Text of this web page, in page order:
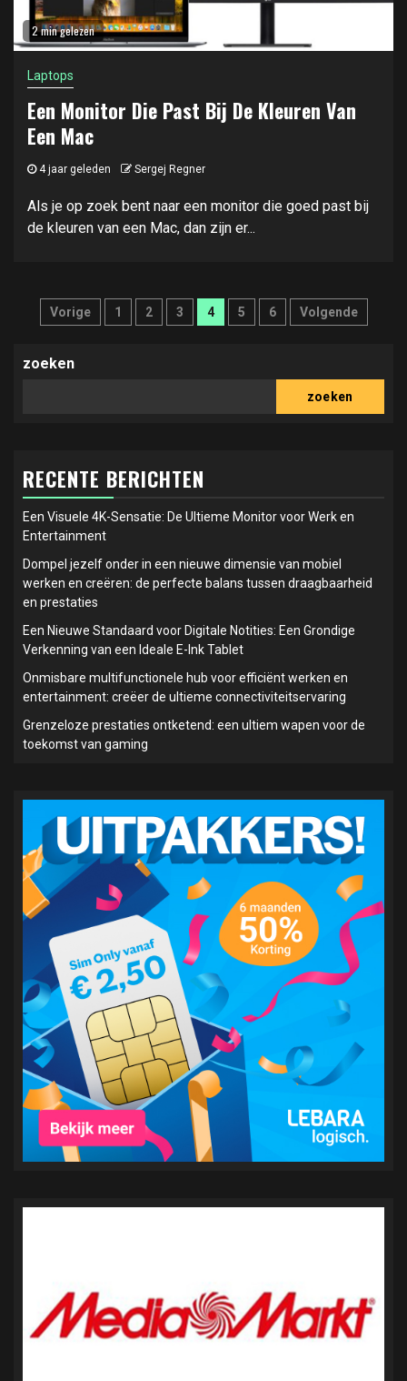
2 min gelezen
Laptops
Een Monitor Die Past Bij De Kleuren Van
Een Mac
4 jaar geleden Sergej Regner
Als je op zoek bent naar een monitor die goed past bij
de kleuren van een Mac, dan zijn er...
Berichten
Vorige 1 2 3 4 5 6 Volgende
zoeken
zoeken
RECENTE BERICHTEN
Een Visuele 4K-Sensatie: De Ultieme Monitor voor Werk en
Entertainment
Dompel jezelf onder in een nieuwe dimensie van mobiel
werken en creëren: de perfecte balans tussen draagbaarheid
en prestaties
Een Nieuwe Standaard voor Digitale Notities: Een Grondige
Verkenning van een Ideale E-Ink Tablet
Onmisbare multifunctionele hub voor efficiënt werken en
entertainment: creëer de ultieme connectiviteitservaring
Grenzeloze prestaties ontketend: een ultiem wapen voor de
toekomst van gaming